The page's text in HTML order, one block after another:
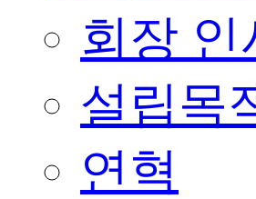
회장 인
설립목
연혁